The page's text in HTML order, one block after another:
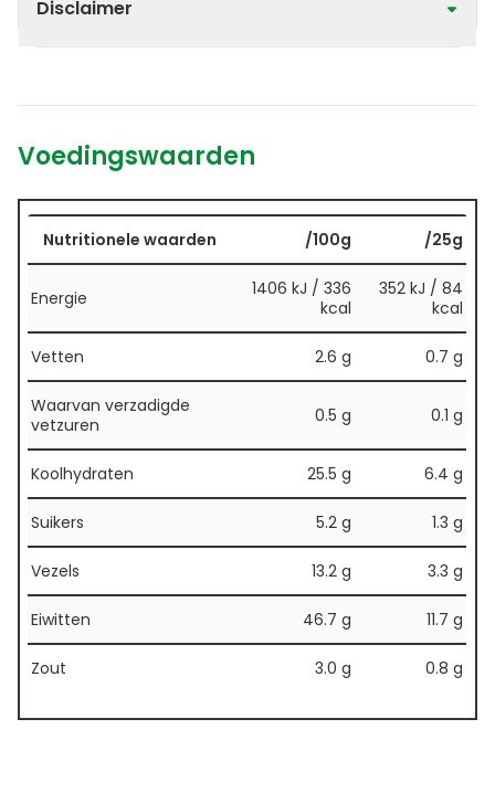
Disclaimer
Voedingswaarden
Nutritionele waarden /100g /25g
Energie
1406 kJ / 336
kcal
352 kJ / 84
kcal
Vetten 2.6 g 0.7 g
Waarvan verzadigde
vetzuren
0.5 g 0.1 g
Koolhydraten 25.5 g 6.4 g
Suikers 5.2 g 1.3 g
Vezels 13.2 g 3.3 g
Eiwitten 46.7 g 11.7 g
Zout 3.0 g 0.8 g